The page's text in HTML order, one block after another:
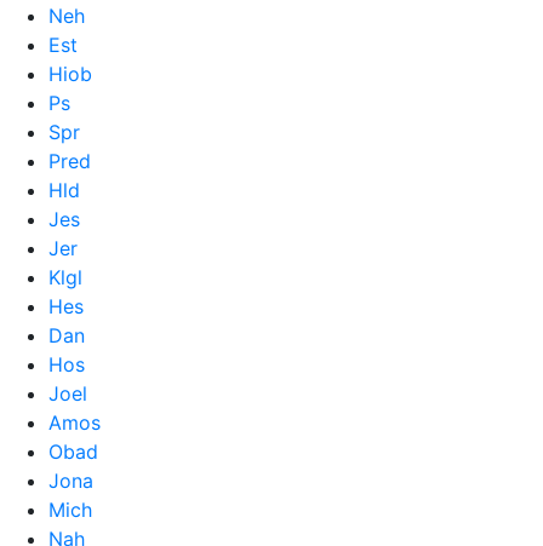
Neh
Est
Hiob
Ps
Spr
Pred
Hld
Jes
Jer
Klgl
Hes
Dan
Hos
Joel
Amos
Obad
Jona
Mich
Nah